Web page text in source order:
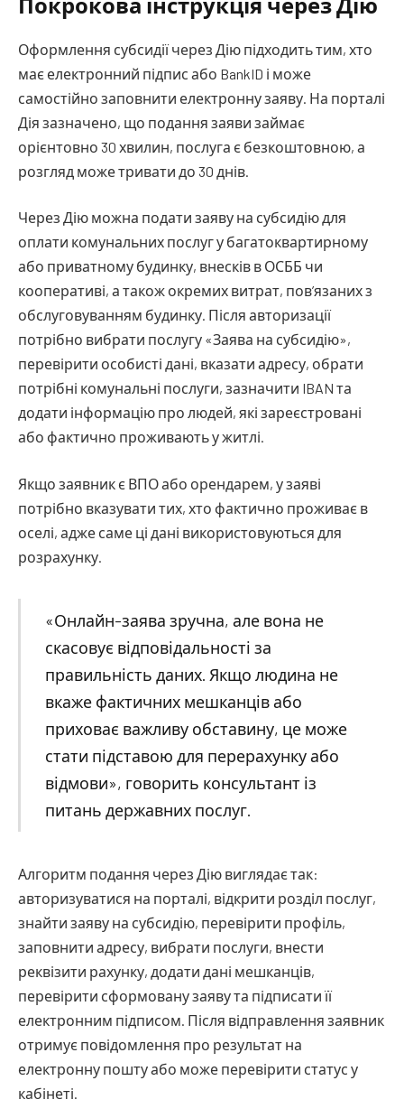
Оформлення субсидії через Дію підходить тим, хто
має електронний підпис або BankID і може
самостійно заповнити електронну заяву. На порталі
Дія зазначено, що подання заяви займає
орієнтовно 30 хвилин, послуга є безкоштовною, а
розгляд може тривати до 30 днів.
Через Дію можна подати заяву на субсидію для
оплати комунальних послуг у багатоквартирному
або приватному будинку, внесків в ОСББ чи
кооперативі, а також окремих витрат, пов’язаних з
обслуговуванням будинку. Після авторизації
потрібно вибрати послугу «Заява на субсидію»,
перевірити особисті дані, вказати адресу, обрати
потрібні комунальні послуги, зазначити IBAN та
додати інформацію про людей, які зареєстровані
або фактично проживають у житлі.
Якщо заявник є ВПО або орендарем, у заяві
потрібно вказувати тих, хто фактично проживає в
оселі, адже саме ці дані використовуються для
розрахунку.
«Онлайн-заява зручна, але вона не
скасовує відповідальності за
правильність даних. Якщо людина не
вкаже фактичних мешканців або
приховає важливу обставину, це може
стати підставою для перерахунку або
відмови», говорить консультант із
питань державних послуг.
Алгоритм подання через Дію виглядає так:
авторизуватися на порталі, відкрити розділ послуг,
знайти заяву на субсидію, перевірити профіль,
заповнити адресу, вибрати послуги, внести
реквізити рахунку, додати дані мешканців,
перевірити сформовану заяву та підписати її
електронним підписом. Після відправлення заявник
отримує повідомлення про результат на
електронну пошту або може перевірити статус у
кабінеті.